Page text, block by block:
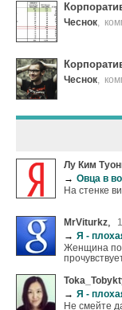
Чеснок
Чеснок
Лу Ким
→ Овца в
На стенке
MrViturkz,
→ Я -
Женщина
→ Я -
Не смейте